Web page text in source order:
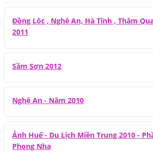
Đồng Lộc , Nghệ An, Hà Tĩnh , Thăm
2011
Sầm Sơn 2012
Nghệ An - Năm 2010
Ảnh Huế - Du Lịch Miền Trung 2010 -
Phong Nha